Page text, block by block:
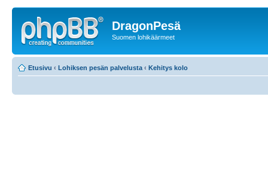
DragonPesä
Suomen lohikäärmeet
Etusivu ‹ Lohiksen pesän palvelusta ‹ Kehitys kolo